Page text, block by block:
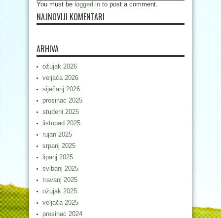
You must be logged in to post a comment.
NAJNOVIJI KOMENTARI
ARHIVA
ožujak 2026
veljača 2026
siječanj 2026
prosinac 2025
studeni 2025
listopad 2025
rujan 2025
srpanj 2025
lipanj 2025
svibanj 2025
travanj 2025
ožujak 2025
veljača 2025
prosinac 2024